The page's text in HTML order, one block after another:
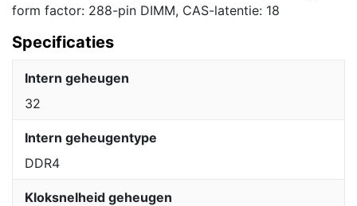
form factor: 288-pin DIMM, CAS-latentie: 18
Specificaties
Intern geheugen
32
Intern geheugentype
DDR4
Kloksnelheid geheugen